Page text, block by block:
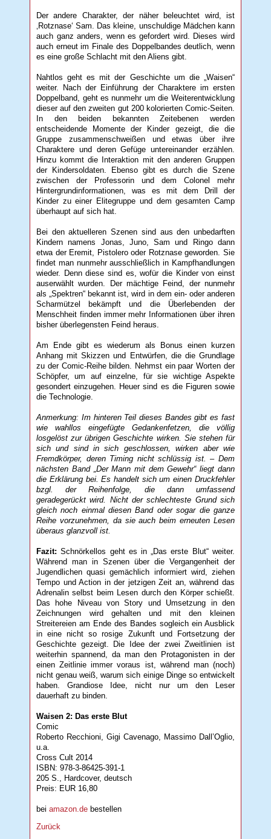
Der andere Charakter, der näher beleuchtet wird, ist
‚Rotznase‘ Sam. Das kleine, unschuldige Mädchen kann
auch ganz anders, wenn es gefordert wird. Dieses wird
auch erneut im Finale des Doppelbandes deutlich, wenn
es eine große Schlacht mit den Aliens gibt.
Nahtlos geht es mit der Geschichte um die „Waisen“
weiter. Nach der Einführung der Charaktere im ersten
Doppelband, geht es nunmehr um die Weiterentwicklung
dieser auf den zweiten gut 200 kolorierten Comic-Seiten.
In den beiden bekannten Zeitebenen werden
entscheidende Momente der Kinder gezeigt, die die
Gruppe zusammenschweißen und etwas über ihre
Charaktere und deren Gefüge untereinander erzählen.
Hinzu kommt die Interaktion mit den anderen Gruppen
der Kindersoldaten. Ebenso gibt es durch die Szene
zwischen der Professorin und dem Colonel mehr
Hintergrundinformationen, was es mit dem Drill der
Kinder zu einer Elitegruppe und dem gesamten Camp
überhaupt auf sich hat.
Bei den aktuelleren Szenen sind aus den unbedarften
Kindern namens Jonas, Juno, Sam und Ringo dann
etwa der Eremit, Pistolero oder Rotznase geworden. Sie
findet man nunmehr ausschließlich in Kampfhandlungen
wieder. Denn diese sind es, wofür die Kinder von einst
auserwählt wurden. Der mächtige Feind, der nunmehr
als „Spektren“ bekannt ist, wird in dem ein- oder anderen
Scharmützel bekämpft und die Überlebenden der
Menschheit finden immer mehr Informationen über ihren
bisher überlegensten Feind heraus.
Am Ende gibt es wiederum als Bonus einen kurzen
Anhang mit Skizzen und Entwürfen, die die Grundlage
zu der Comic-Reihe bilden. Nehmst ein paar Worten der
Schöpfer, um auf einzelne, für sie wichtige Aspekte
gesondert einzugehen. Heuer sind es die Figuren sowie
die Technologie.
Anmerkung: Im hinteren Teil dieses Bandes gibt es fast
wie wahllos eingefügte Gedankenfetzen, die völlig
losgelöst zur übrigen Geschichte wirken. Sie stehen für
sich und sind in sich geschlossen, wirken aber wie
Fremdkörper, deren Timing nicht schlüssig ist. – Dem
nächsten Band „Der Mann mit dem Gewehr“ liegt dann
die Erklärung bei. Es handelt sich um einen Druckfehler
bzgl. der Reihenfolge, die dann umfassend
geradegerückt wird. Nicht der schlechteste Grund sich
gleich noch einmal diesen Band oder sogar die ganze
Reihe vorzunehmen, da sie auch beim erneuten Lesen
überaus glanzvoll ist.
Fazit: Schnörkellos geht es in „Das erste Blut“ weiter.
Während man in Szenen über die Vergangenheit der
Jugendlichen quasi gemächlich informiert wird, ziehen
Tempo und Action in der jetzigen Zeit an, während das
Adrenalin selbst beim Lesen durch den Körper schießt.
Das hohe Niveau von Story und Umsetzung in den
Zeichnungen wird gehalten und mit den kleinen
Streitereien am Ende des Bandes sogleich ein Ausblick
in eine nicht so rosige Zukunft und Fortsetzung der
Geschichte gezeigt. Die Idee der zwei Zweitlinien ist
weiterhin spannend, da man den Protagonisten in der
einen Zeitlinie immer voraus ist, während man (noch)
nicht genau weiß, warum sich einige Dinge so entwickelt
haben. Grandiose Idee, nicht nur um den Leser
dauerhaft zu binden.
Waisen 2: Das erste Blut
Comic
Roberto Recchioni, Gigi Cavenago, Massimo Dall’Oglio,
u.a.
Cross Cult 2014
ISBN: 978-3-86425-391-1
205 S., Hardcover, deutsch
Preis: EUR 16,80
beiamazon.de bestellen
Zurück